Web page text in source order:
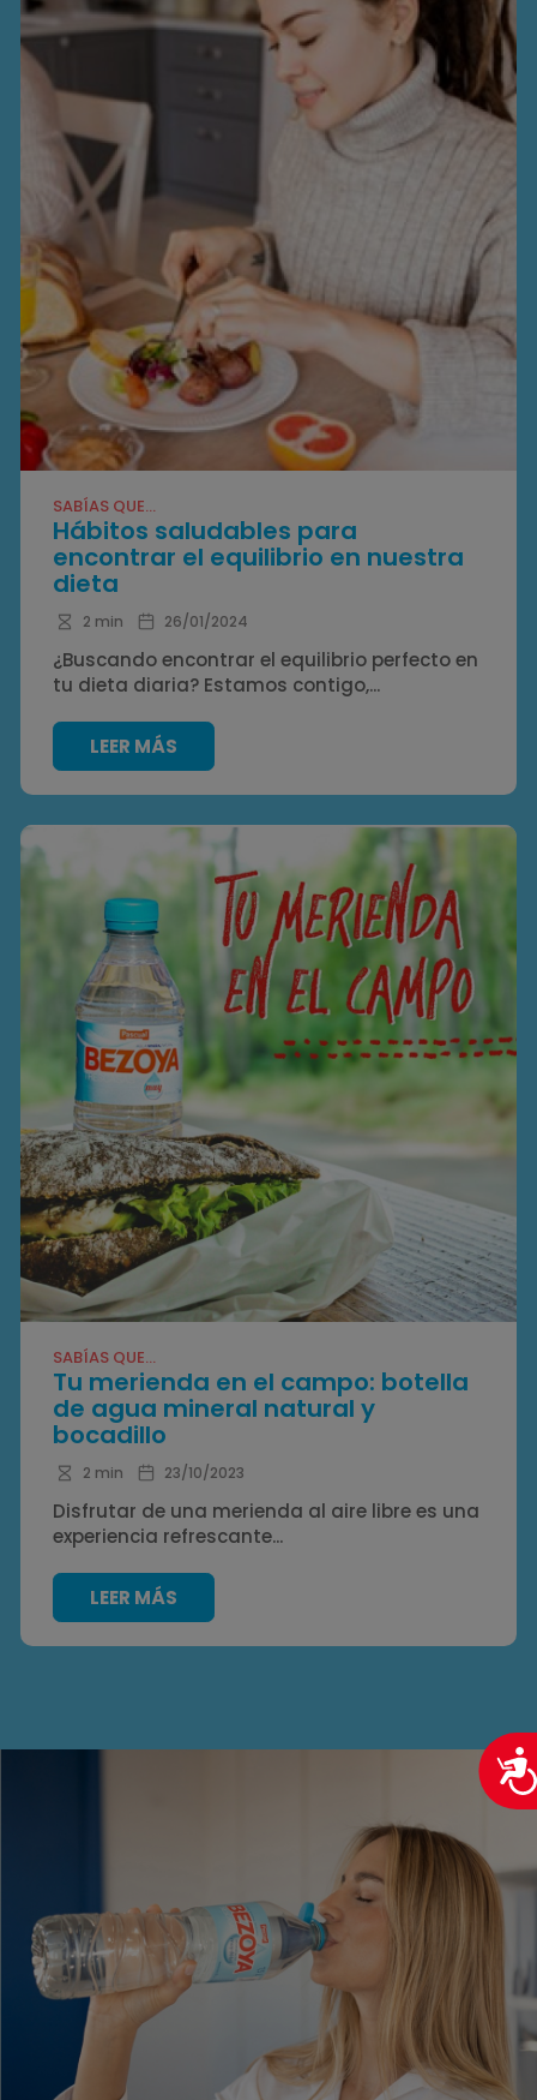
SABÍAS QUE...
Hábitos saludables para
encontrar el equilibrio en nuestra
dieta
2 min 26/01/2024
¿Buscando encontrar el equilibrio perfecto en
tu dieta diaria? Estamos contigo,...
LEER MÁS
SABÍAS QUE...
Tu merienda en el campo: botella
de agua mineral natural y
bocadillo
2 min 23/10/2023
Disfrutar de una merienda al aire libre es una
experiencia refrescante...
LEER MÁS